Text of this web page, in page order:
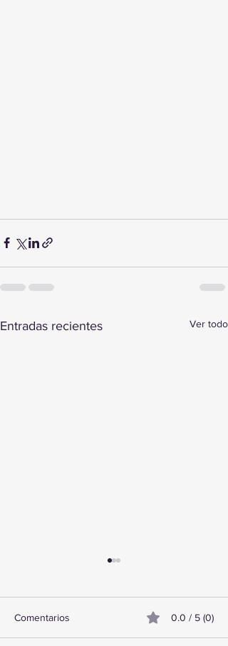
Entradas recientes Ver todo
Comentarios 0.0 / 5 (0)